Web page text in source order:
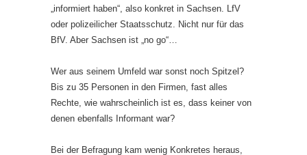
„informiert haben“, also konkret in Sachsen. LfV
oder polizeilicher Staatsschutz. Nicht nur für das
BfV. Aber Sachsen ist „no go“…
Wer aus seinem Umfeld war sonst noch Spitzel?
Bis zu 35 Personen in den Firmen, fast alles
Rechte, wie wahrscheinlich ist es, dass keiner von
denen ebenfalls Informant war?
Bei der Befragung kam wenig Konkretes heraus,